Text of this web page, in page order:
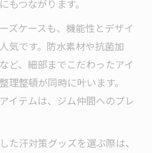
もつながります。
ズケースも、機能性とデザイ
気です。防水素材や抗菌加
ど、細部までこだわったアイ
理整頓が同時に叶います。
イテムは、ジム仲間へのプレ
た汗対策グッズを選ぶ際は、